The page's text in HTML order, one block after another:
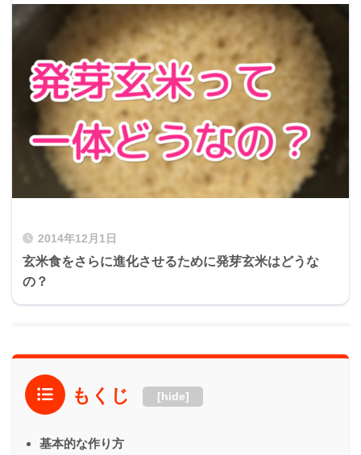
2014年12月1日
玄米食をさらに進化させるために発芽玄米はどうな
の？
もくじ [hide]
基本的な作り方